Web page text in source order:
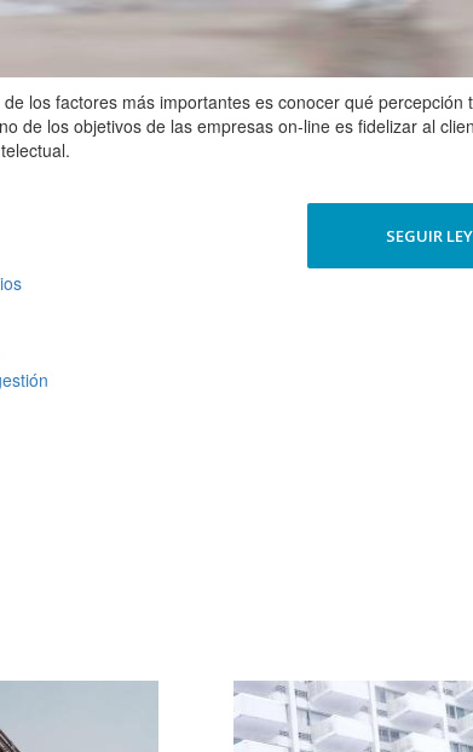
los factores más importantes es conocer qué
de los objetivos de las empresas on-line es fidelizar al
SEGUIR